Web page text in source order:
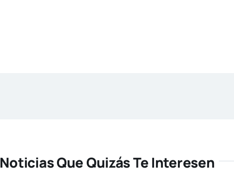
Noticias Que Quizás Te Interesen